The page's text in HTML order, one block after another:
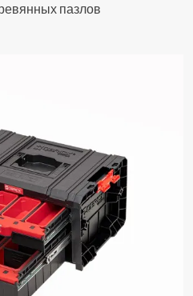
пазлов